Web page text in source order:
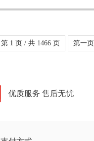
第 1 页 / 共 1466 页 第一页
优质服务 售后无忧